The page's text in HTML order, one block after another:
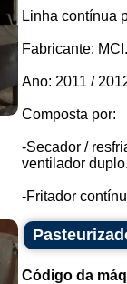
Linha contínua
Fabricante: MCI.
Ano: 2011 /
Composta por:
-Secador /
ventilador
-Fritador
Código da